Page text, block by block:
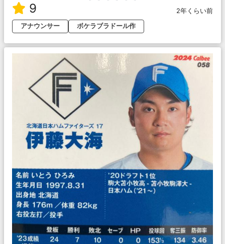
9
2年くらい前
アナウンサー
ボケラブラドール作